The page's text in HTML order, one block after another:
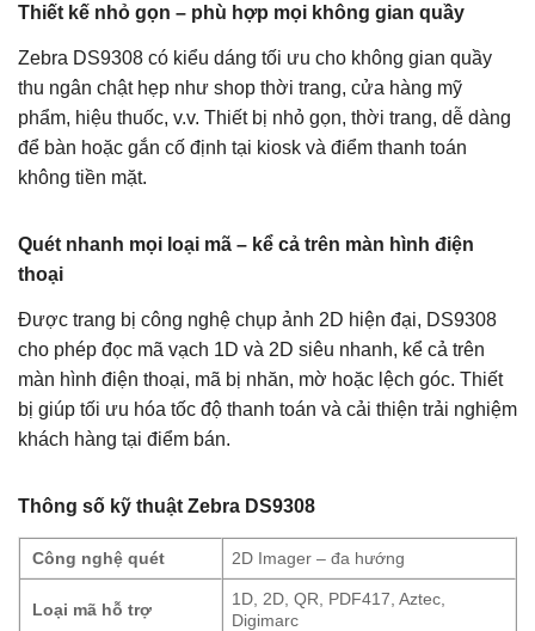
Thiết kế nhỏ gọn – phù hợp mọi không gian quầy
Zebra DS9308 có kiểu dáng tối ưu cho không gian quầy
thu ngân chật hẹp như shop thời trang, cửa hàng mỹ
phẩm, hiệu thuốc, v.v. Thiết bị nhỏ gọn, thời trang, dễ dàng
để bàn hoặc gắn cố định tại kiosk và điểm thanh toán
không tiền mặt.
Quét nhanh mọi loại mã – kể cả trên màn hình điện
thoại
Được trang bị công nghệ chụp ảnh 2D hiện đại, DS9308
cho phép đọc mã vạch 1D và 2D siêu nhanh, kể cả trên
màn hình điện thoại, mã bị nhăn, mờ hoặc lệch góc. Thiết
bị giúp tối ưu hóa tốc độ thanh toán và cải thiện trải nghiệm
khách hàng tại điểm bán.
Thông số kỹ thuật Zebra DS9308
Công nghệ quét 2D Imager – đa hướng
Loại mã hỗ trợ
1D, 2D, QR, PDF417, Aztec,
Digimarc